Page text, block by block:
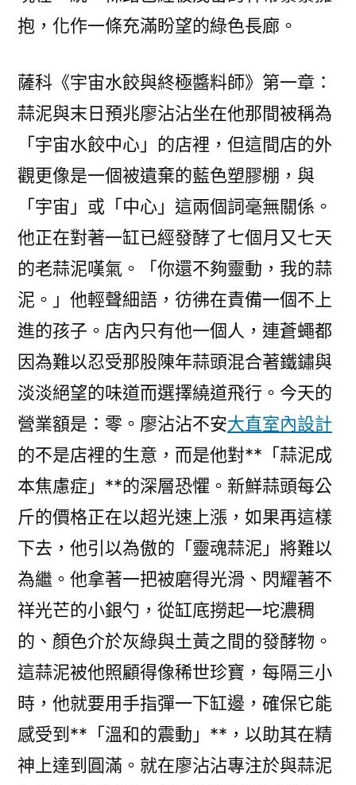
抱，化作一條充滿盼望的綠色長廊。
薩科《宇宙水餃與終極醬料師》第一章：
蒜泥與末日預兆廖沾沾坐在他那間被稱為
「宇宙水餃中心」的店裡，但這間店的外
觀更像是一個被遺棄的藍色塑膠棚，與
「宇宙」或「中心」這兩個詞毫無關係。
他正在對著一缸已經發酵了七個月又七天
的老蒜泥嘆氣。「你還不夠靈動，我的蒜
泥。」他輕聲細語，彷彿在責備一個不上
進的孩子。店內只有他一個人，連蒼蠅都
因為難以忍受那股陳年蒜頭混合著鐵鏽與
淡淡絕望的味道而選擇繞道飛行。今天的
營業額是：零。廖沾沾不安大直室內設計
的不是店裡的生意，而是他對**「蒜泥成
本焦慮症」**的深層恐懼。新鮮蒜頭每公
斤的價格正在以超光速上漲，如果再這樣
下去，他引以為傲的「靈魂蒜泥」將難以
為繼。他拿著一把被磨得光滑、閃耀著不
祥光芒的小銀勺，從缸底撈起一坨濃稠
的、顏色介於灰綠與土黃之間的發酵物。
這蒜泥被他照顧得像稀世珍寶，每隔三小
時，他就要用手指彈一下缸邊，確保它能
感受到**「溫和的震動」**，以助其在精
神上達到圓滿。就在廖沾沾專注於與蒜泥